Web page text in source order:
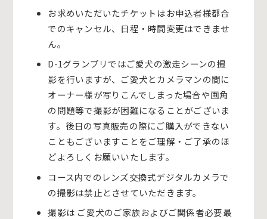
お求めいただいたチケットはお申込者様都合
でのキャンセル、日程・時間変更はできませ
ん。
D-1グランプリではご愛犬の激走シーンの撮
影を行いますが、ご愛犬とカメラマンの間に
オーナー様が写りこんでしまった場合や画角
の問題等で撮影が困難になることがございま
す。後日の写真販売の際にご購入ができない
こともございますことをご理解・ご了承のほ
どよろしくお願いいたします。
コース内でのレンズ交換式デジタルカメラで
の撮影は禁止とさせていただきます。
撮影は ご愛犬のご家族およびご関係者必要最